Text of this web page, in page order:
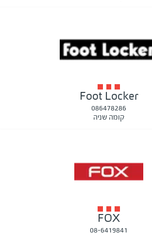
Foot Locker
086478286
קומה שניה
FOX
08-6419841